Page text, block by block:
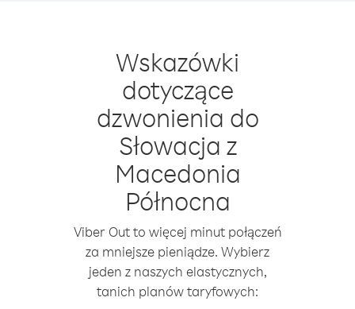
Wskazówki
dotyczące
dzwonienia do
Słowacja z
Macedonia
Północna
Viber Out to więcej minut połączeń
za mniejsze pieniądze. Wybierz
jeden z naszych elastycznych,
tanich planów taryfowych: